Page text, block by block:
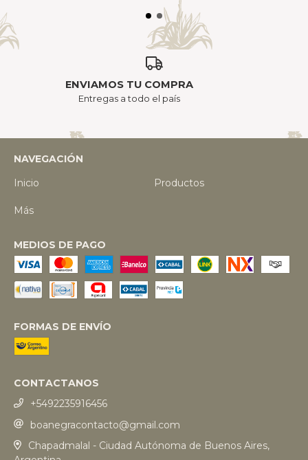
ENVIAMOS TU COMPRA
Entregas a todo el país
NAVEGACIÓN
Inicio
Productos
Más
MEDIOS DE PAGO
FORMAS DE ENVÍO
CONTACTANOS
+5492235916456
boanegracontacto@gmail.com
Chapadmalal - Ciudad Autónoma de Buenos Aires,